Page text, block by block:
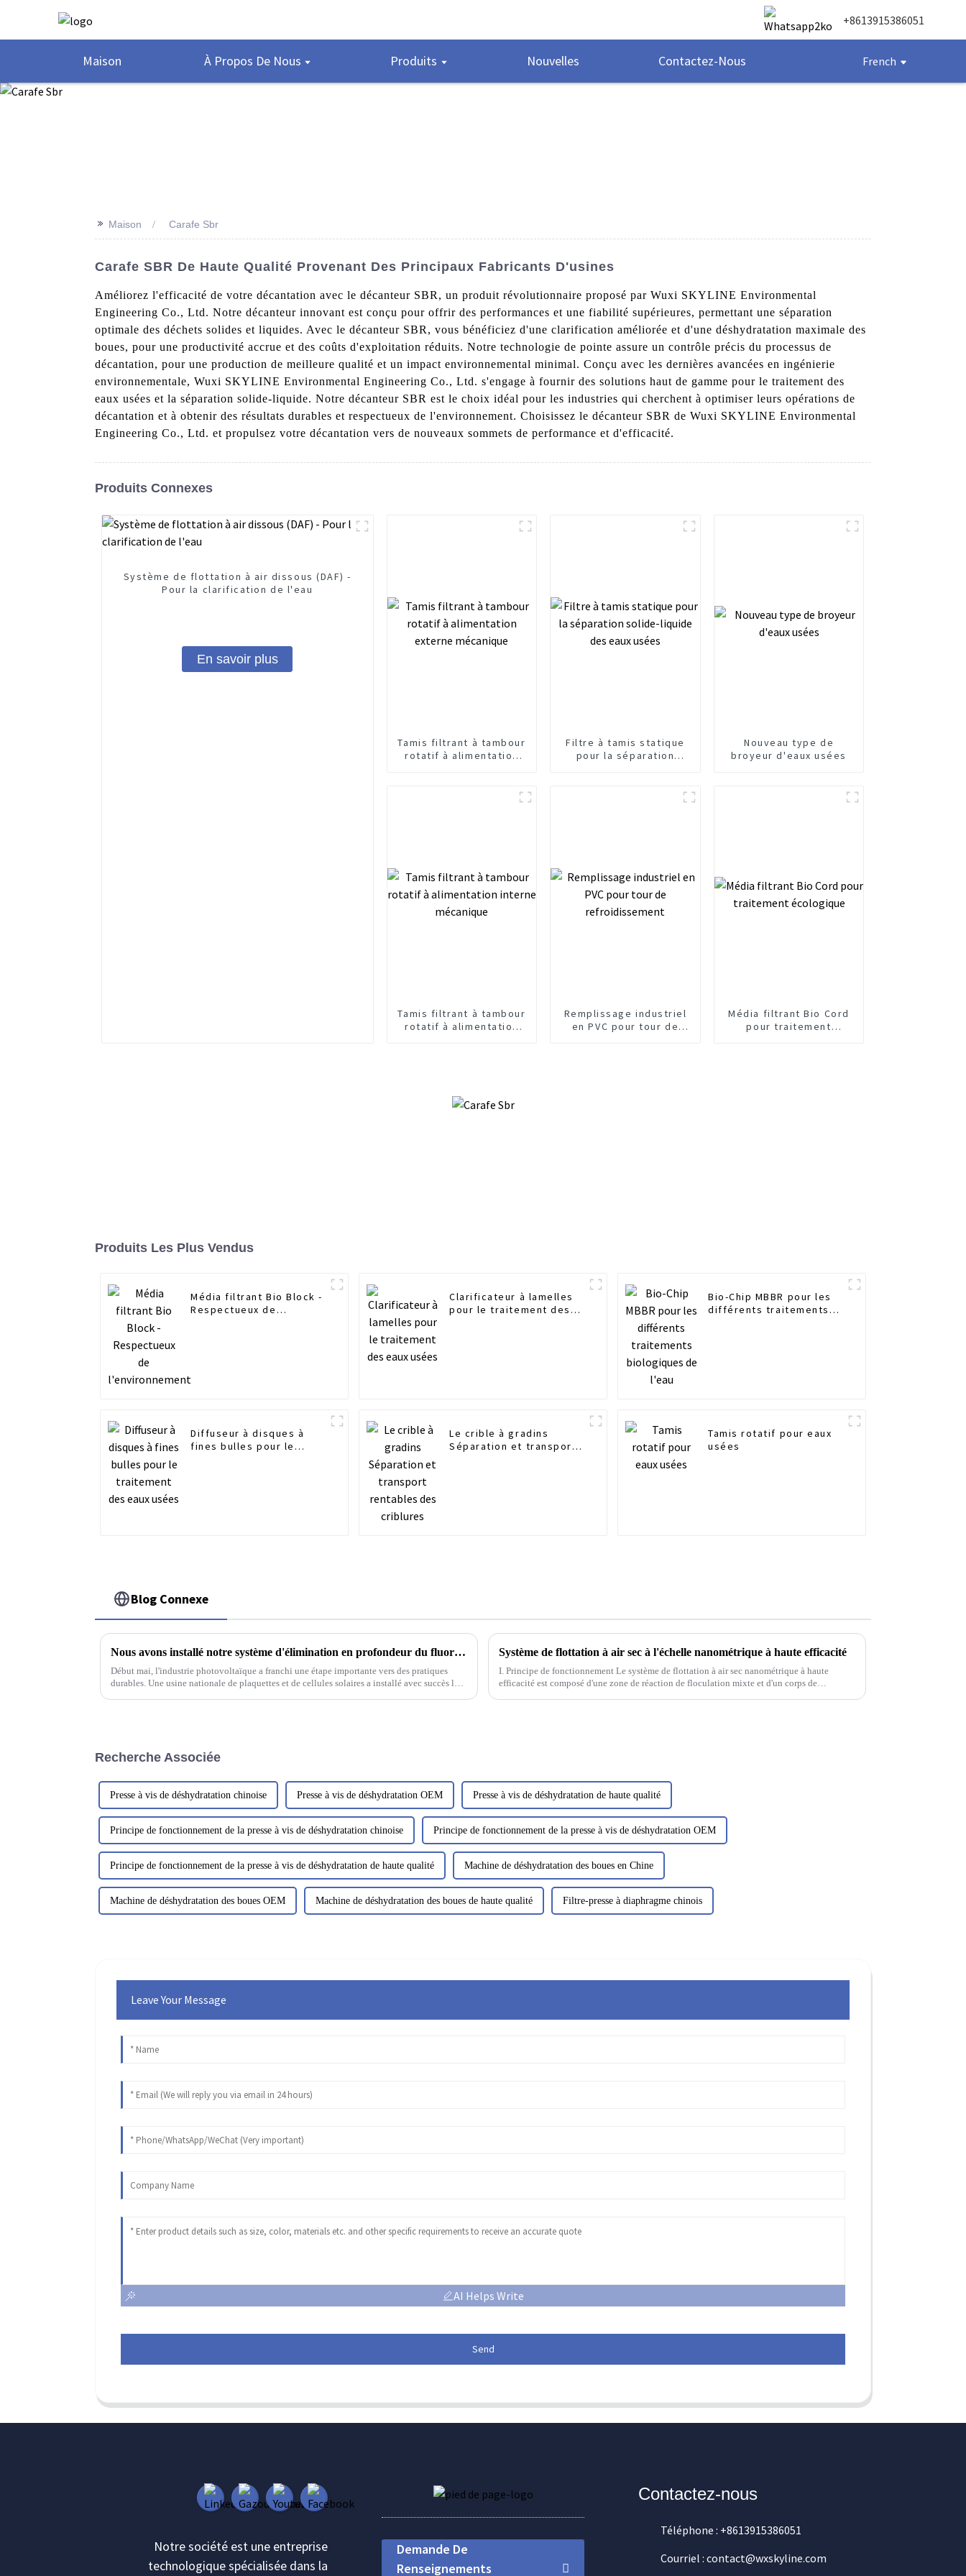
+8613915386051
Maison À Propos De Nous Produits Nouvelles Contactez-Nous French
>> Maison Carafe Sbr
Carafe SBR De Haute Qualité Provenant Des Principaux Fabricants D'usines
Améliorez l'efficacité de votre décantation avec le décanteur SBR, un produit révolutionnaire proposé par Wuxi SKYLINE Environmental
Engineering Co., Ltd. Notre décanteur innovant est conçu pour offrir des performances et une fiabilité supérieures, permettant une séparation
optimale des déchets solides et liquides. Avec le décanteur SBR, vous bénéficiez d'une clarification améliorée et d'une déshydratation maximale des
boues, pour une productivité accrue et des coûts d'exploitation réduits. Notre technologie de pointe assure un contrôle précis du processus de
décantation, pour une production de meilleure qualité et un impact environnemental minimal. Conçu avec les dernières avancées en ingénierie
environnementale, Wuxi SKYLINE Environmental Engineering Co., Ltd. s'engage à fournir des solutions haut de gamme pour le traitement des
eaux usées et la séparation solide-liquide. Notre décanteur SBR est le choix idéal pour les industries qui cherchent à optimiser leurs opérations de
décantation et à obtenir des résultats durables et respectueux de l'environnement. Choisissez le décanteur SBR de Wuxi SKYLINE Environmental
Engineering Co., Ltd. et propulsez votre décantation vers de nouveaux sommets de performance et d'efficacité.
Produits Connexes
Système de flottation à air dissous (DAF) -
Pour la clarification de l'eau
En savoir plus
Tamis filtrant à tambour
rotatif à alimentation
Filtre à tamis statique
pour la séparation
Nouveau type de
broyeur d'eaux usées
Tamis filtrant à tambour
rotatif à alimentation
Remplissage industriel
en PVC pour tour de
Média filtrant Bio Cord
pour traitement
Produits Les Plus Vendus
Média filtrant Bio Block -
Respectueux de
Clarificateur à lamelles
pour le traitement des
Bio-Chip MBBR pour les
différents traitements
Diffuseur à disques à
fines bulles pour le
Le crible à gradins
Séparation et transport
Tamis rotatif pour eaux
usées
Blog Connexe
Nous avons installé notre système d'élimination en profondeur du fluorure pour une usine de plaquettes solaires/cellules solaires
Début mai, l'industrie photovoltaïque a franchi une étape importante vers des pratiques
durables. Une usine nationale de plaquettes et de cellules solaires a installé avec succès la
Système de flottation à air sec à l'échelle nanométrique à haute efficacité
I. Principe de fonctionnement Le système de flottation à air sec nanométrique à haute
efficacité est composé d'une zone de réaction de floculation mixte et d'un corps de
Recherche Associée
Presse à vis de déshydratation chinoise Presse à vis de déshydratation OEM Presse à vis de déshydratation de haute qualité
Principe de fonctionnement de la presse à vis de déshydratation chinoise Principe de fonctionnement de la presse à vis de déshydratation OEM
Principe de fonctionnement de la presse à vis de déshydratation de haute qualité Machine de déshydratation des boues en Chine
Machine de déshydratation des boues OEM Machine de déshydratation des boues de haute qualité Filtre-presse à diaphragme chinois
Leave Your Message
AI Helps Write
Send
Notre société est une entreprise
technologique spécialisée dans la
Demande De
Renseignements
Contactez-nous
Téléphone : +8613915386051
Courriel : contact@wxskyline.com